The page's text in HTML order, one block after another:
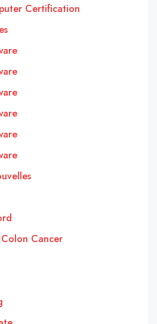
Certification
Colon Cancer